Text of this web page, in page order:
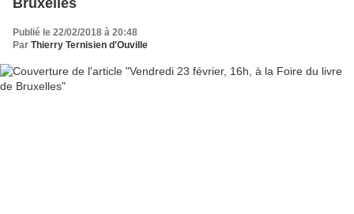
Publié le 22/02/2018 à 20:48
Par Thierry Ternisien d'Ouville